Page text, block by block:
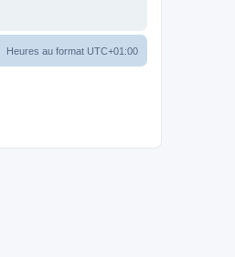
Heures au format UTC+01:00